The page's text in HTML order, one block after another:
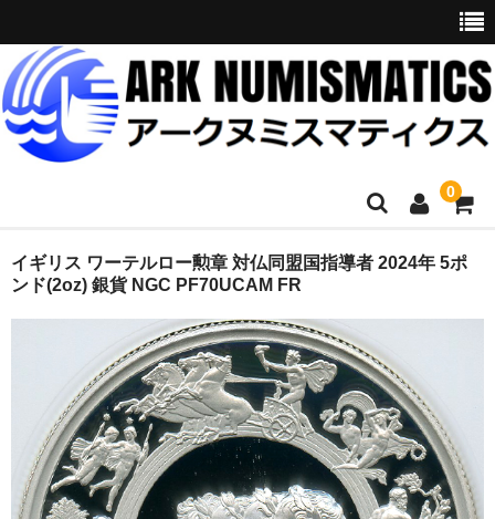
0
ホーム
お問い合わせ
委託販売
購入代行
オークション入札代行
イギリス ワーテルロー勲章 対仏同盟国指導者 2024年 5ポ
ンド(2oz) 銀貨 NGC PF70UCAM FR